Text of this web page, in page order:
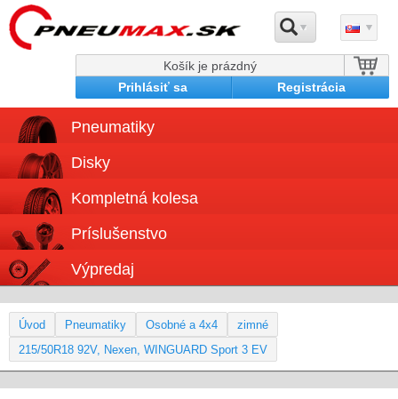
Košík je prázdný
Prihlásiť sa
Registrácia
Pneumatiky
Disky
Kompletná kolesa
Príslušenstvo
Výpredaj
Úvod Pneumatiky Osobné a 4x4
zimné
215/50R18 92V, Nexen, WINGUARD Sport 3 EV